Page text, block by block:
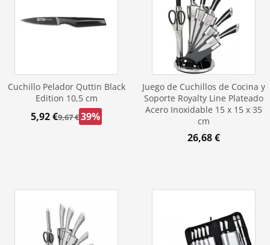
Cuchillo Pelador Quttin Black
Edition 10,5 cm
5,92 €9,67 €39%
Juego de Cuchillos de Cocina y
Soporte Royalty Line Plateado
Acero Inoxidable 15 x 15 x 35
cm
26,68 €